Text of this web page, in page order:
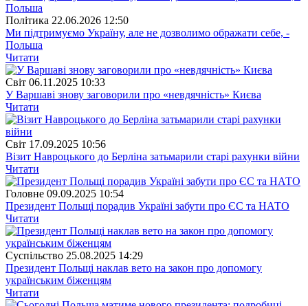
Полiтика 22.06.2026 12:50
Ми підтримуємо Україну, але не дозволимо ображати себе, -
Польша
Читати
Свiт 06.11.2025 10:33
У Варшаві знову заговорили про «невдячність» Києва
Читати
Свiт 17.09.2025 10:56
Візит Навроцького до Берліна затьмарили старі рахунки війни
Читати
Головне 09.09.2025 10:54
Президент Польщі порадив Україні забути про ЄС та НАТО
Читати
Суспiльство 25.08.2025 14:29
Президент Польщі наклав вето на закон про допомогу
українським біженцям
Читати